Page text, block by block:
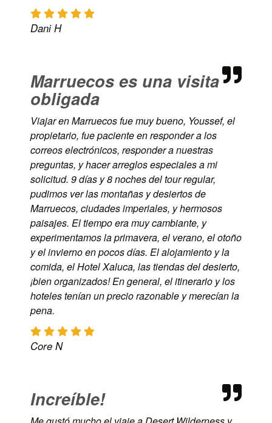
Dani H
Marruecos es una visita
obligada
Viajar en Marruecos fue muy bueno, Youssef, el
propietario, fue paciente en responder a los
correos electrónicos, responder a nuestras
preguntas, y hacer arreglos especiales a mi
solicitud. 9 días y 8 noches del tour regular,
pudimos ver las montañas y desiertos de
Marruecos, ciudades imperiales, y hermosos
paisajes. El tiempo era muy cambiante, y
experimentamos la primavera, el verano, el otoño
y el invierno en pocos días. El alojamiento y la
comida, el Hotel Xaluca, las tiendas del desierto,
¡bien organizados! En general, el itinerario y los
hoteles tenían un precio razonable y merecían la
pena.
Core N
Increíble!